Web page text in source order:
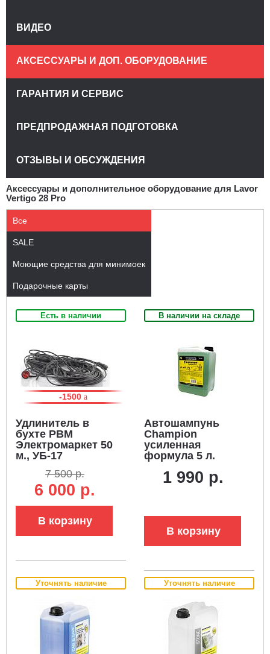
Аксессуары и дополнительное оборудование для Lavor
Vertigo 28 Pro
Все
SALE
Моющие средства для минимоек
Подарочные карты
-1500
Есть в наличии
Удлинитель в
бухте РВМ
Электромаркет 50
м., УБ-17
(КГ, 3x1.5, 3.5 кВт)
7 500 р.
6 000 р.
В корзину
В наличии на складе
Автошампунь
Champion
усиленная
формула 5 л.
1 990 р.
В корзину
Уточнять наличие Уточнять наличие
ВИДЕО
АКСЕССУАРЫ И ДОП. ОБОРУДОВАНИЕ
ГАРАНТИЯ И СЕРВИС
ПРЕДПРОДАЖНАЯ ПОДГОТОВКА
ОТЗЫВЫ И ОБСУЖДЕНИЯ